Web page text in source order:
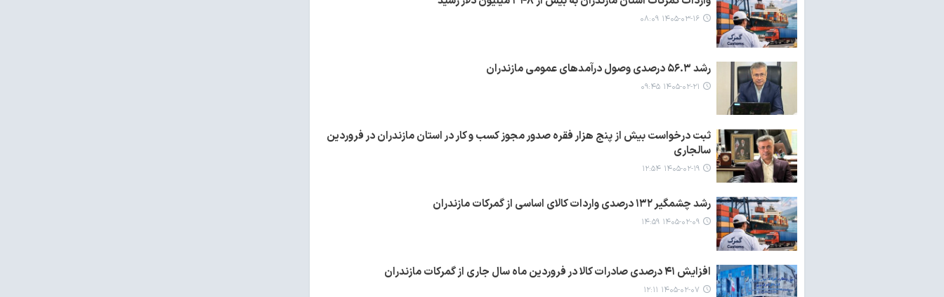
۱۴۰۵-۰۳-۱۶ ۰۸:۰۹
رشد ۵۶.۳ درصدی وصول درآمدهای عمومی مازندران
۱۴۰۵-۰۲-۲۱ ۰۹:۴۵
ثبت درخواست بیش از پنج هزار فقره صدور مجوز کسب و کار در استان مازندران در فروردین
سالجاری
۱۴۰۵-۰۲-۱۹ ۱۲:۵۴
رشد چشمگیر ۱۳۲ درصدی واردات کالای اساسی از گمرکات مازندران
۱۴۰۵-۰۲-۰۹ ۱۴:۵۹
افزایش ۴۱ درصدی صادرات کالا در فروردین ماه سال جاری از گمرکات مازندران
۱۴۰۵-۰۲-۰۷ ۱۲:۱۱